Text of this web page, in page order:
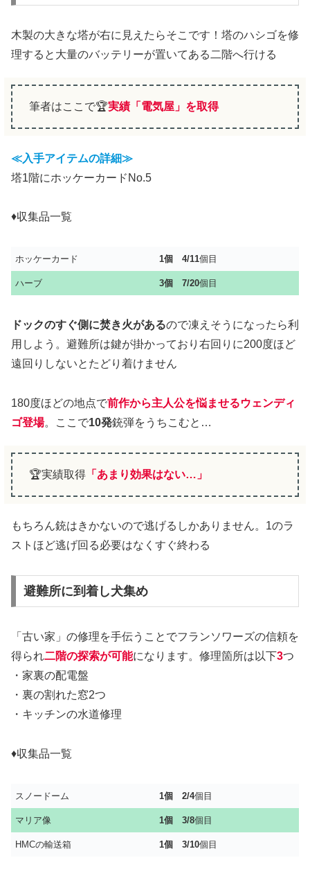
木製の大きな塔が右に見えたらそこです！塔のハシゴを修
理すると大量のバッテリーが置いてある二階へ行ける
筆者はここで🏆実績「電気屋」 を取得
≪入手アイテムの詳細≫
塔1階にホッケーカードNo.5
♦収集品一覧
ホッケーカード 1個 4/11個目
ハーブ 3個 7/20個目
ドックのすぐ側に焚き火があるので凍えそうになったら利
用しよう。避難所は鍵が掛かっており右回りに200度ほど
遠回りしないとたどり着けません
180度ほどの地点で前作から主人公を悩ませるウェンディ
ゴ登場。ここで10発銃弾をうちこむと…
🏆実績取得 「あまり効果はない…」
もちろん銃はきかないので逃げるしかありません。1のラ
ストほど逃げ回る必要はなくすぐ終わる
避難所に到着し犬集め
「古い家」の修理を手伝うことでフランソワーズの信頼を
得られ二階の探索が可能になります。修理箇所は以下3つ
・家裏の配電盤
・裏の割れた窓2つ
・キッチンの水道修理
♦収集品一覧
スノードーム 1個 2/4個目
マリア像 1個 3/8個目
HMCの輸送箱 1個 3/10個目